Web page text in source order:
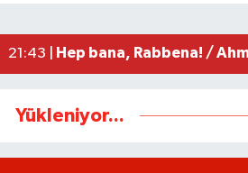
21:43 |
Hep bana, Rabbena! /
Yükleniyor...